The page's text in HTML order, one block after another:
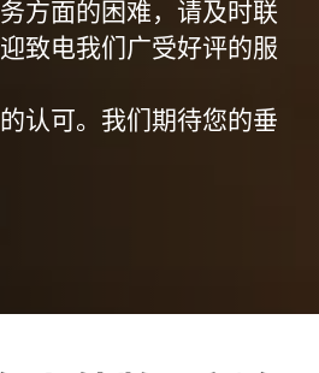
方面的困难，请及时联
致电我们广受好评的服
认可。我们期待您的垂